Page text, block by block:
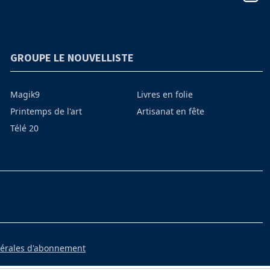
GROUPE LE NOUVELLISTE
Magik9
Printemps de l'art
Télé 20
Livres en folie
Artisanat en fête
d'abonnement